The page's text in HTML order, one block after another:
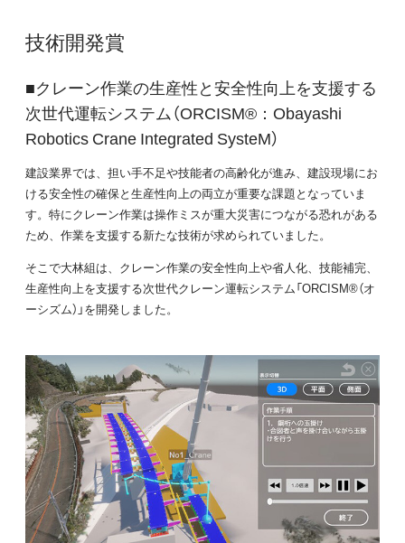
技術開発賞
■クレーン作業の生産性と安全性向上を支援する
次世代運転システム（ORCISM®：Obayashi
Robotics Crane Integrated SysteM）
建設業界では、担い手不足や技能者の高齢化が進み、建設現場にお
ける安全性の確保と生産性向上の両立が重要な課題となっていま
す。特にクレーン作業は操作ミスが重大災害につながる恐れがある
ため、作業を支援する新たな技術が求められていました。
そこで大林組は、クレーン作業の安全性向上や省人化、技能補完、
生産性向上を支援する次世代クレーン運転システム「ORCISM®（オ
ーシズム）」を開発しました。